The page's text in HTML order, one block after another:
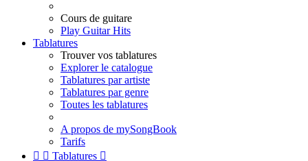
Cours de guitare
Play Guitar Hits
Tablatures
Trouver vos tablatures
Explorer le catalogue
Tablatures par artiste
Tablatures par genre
Toutes les tablatures
A propos de mySongBook
Tarifs
  Tablatures 